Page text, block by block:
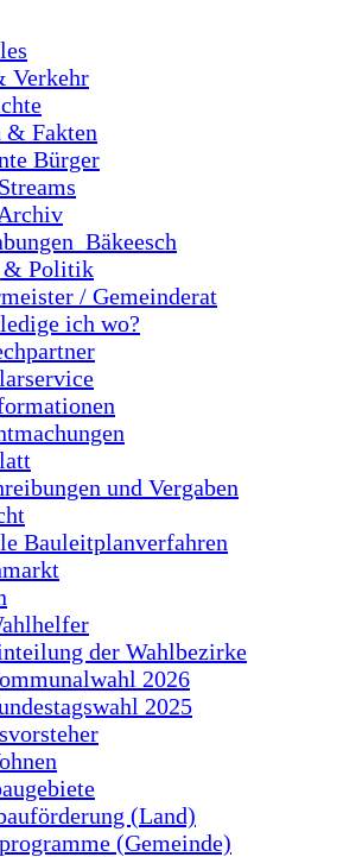
Verkehr
& Fakten
Bürger
& Politik
/ Gemeinderat
ich wo?
und Vergaben
Bauleitplanverfahren
der Wahlbezirke
2026
2025
(Land)
(Gemeinde)